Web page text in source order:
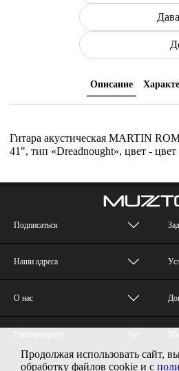
Описание
Гитара акустическая MARTIN
41", тип «Dreadnought», цвет -
Подписаться
Наши адреса
О нас
© MUZTON - Все
Продолжая использовать сайт,
обработку файлов cookie и с